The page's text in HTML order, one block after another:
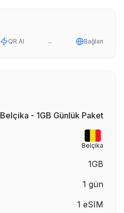
QR Al → Bağlan
Belçika - 1GB Günlük Paket
Belçika
1GB
1 gün
1 eSIM